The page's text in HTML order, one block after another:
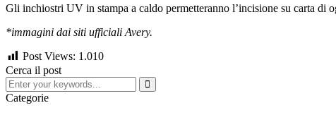
Gli inchiostri UV in stampa a caldo permetteranno l’incisione su carta di
*immagini dai siti ufficiali Avery.
Post Views: 1.010
Cerca il post
Categorie